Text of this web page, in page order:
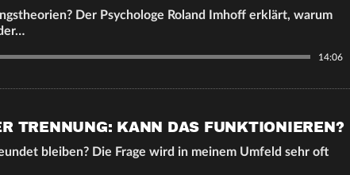
Der Psychologe Roland Imhoff erklärt, warum
14:06
TRENNUNG: KANN DAS FUNKTIONIEREN?
bleiben? Die Frage wird in meinem Umfeld sehr oft